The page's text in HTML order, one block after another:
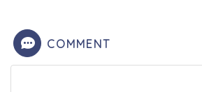
COMMENT